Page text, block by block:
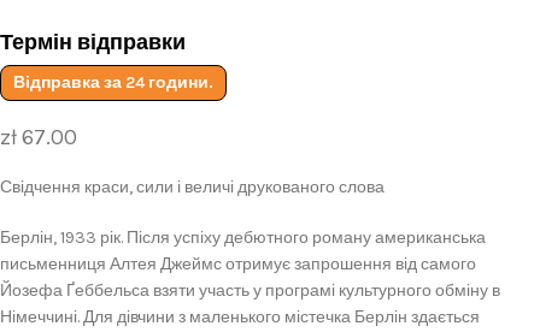
Термін відправки
Відправка за 24 години.
zł67.00
Свідчення краси, сили і величі друкованого слова
Берлін, 1933 рік. Після успіху дебютного роману американська
письменниця Алтея Джеймс отримує запрошення від самого
Йозефа Ґеббельса взяти участь у програмі культурного обміну в
Німеччині. Для дівчини з маленького містечка Берлін здається